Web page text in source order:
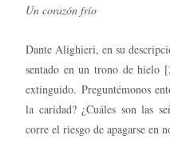
Un corazón frío
Dante Alighieri, en su
sentado en un trono de hielo
extinguido. Preguntémonos
la caridad? ¿Cuáles son las
corre el riesgo de apagarse en